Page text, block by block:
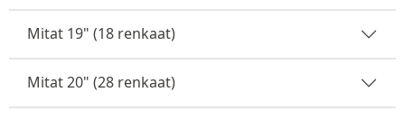
Mitat 19" (18 renkaat)
Mitat 20" (28 renkaat)